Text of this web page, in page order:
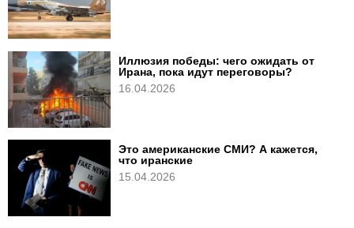
Иллюзия победы: чего ожидать от
Ирана, пока идут переговоры?
16.04.2026
Это американские СМИ? А кажется,
что иранские
15.04.2026